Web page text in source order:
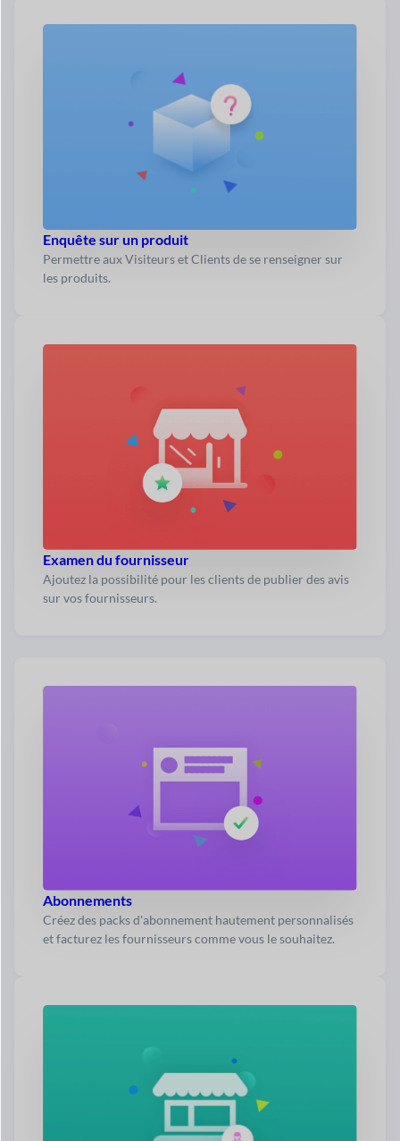
Enquête sur un produit
Permettre aux Visiteurs et Clients de se renseigner sur
les produits.
Examen du fournisseur
Ajoutez la possibilité pour les clients de publier des avis
sur vos fournisseurs.
Abonnements
Créez des packs d'abonnement hautement personnalisés
et facturez les fournisseurs comme vous le souhaitez.